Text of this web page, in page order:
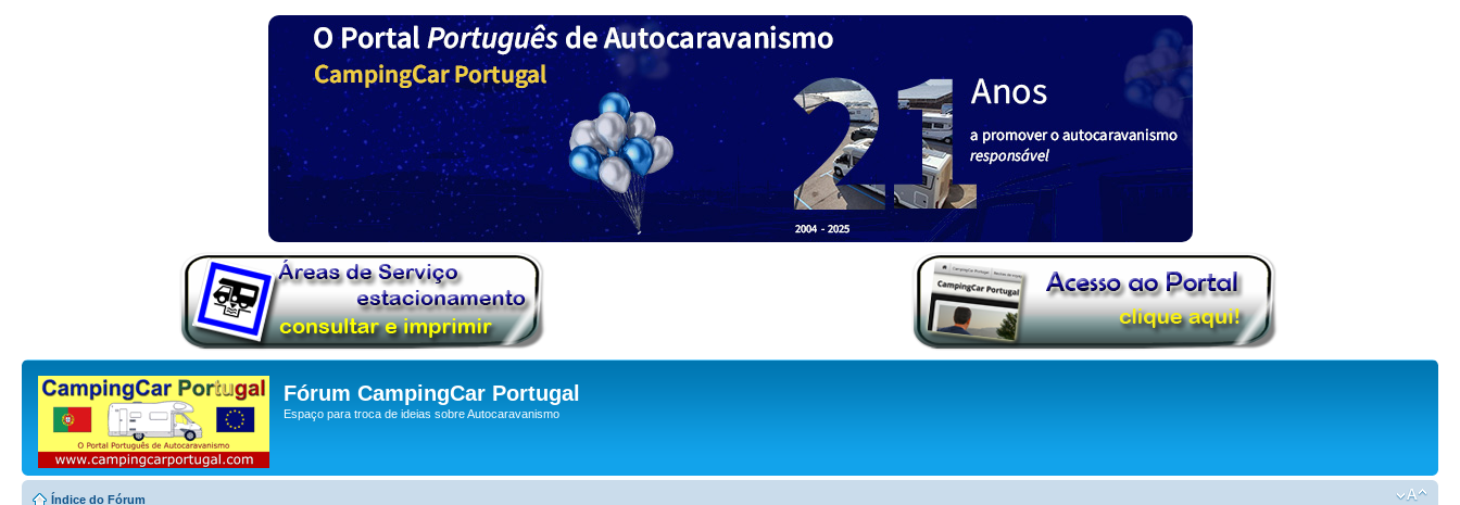
Fórum CampingCar Portugal
Espaço para troca de ideias sobre Autocaravanismo
Índice do Fórum